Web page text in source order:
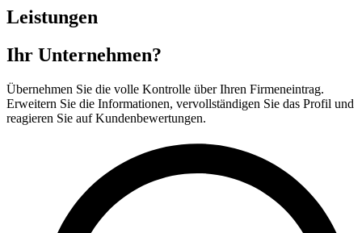
Leistungen
Ihr Unternehmen?
Übernehmen Sie die volle Kontrolle über Ihren Firmeneintrag.
Erweitern Sie die Informationen, vervollständigen Sie das Profil und
reagieren Sie auf Kundenbewertungen.